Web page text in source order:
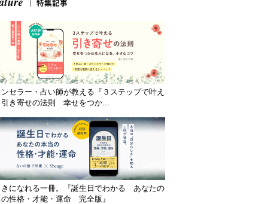
セラー・占い師が教える『３ステップで叶え
き寄せの法則 幸せをつか...
きになれる一冊。『誕生日でわかる あなたの
性格・才能・運命 完全版』